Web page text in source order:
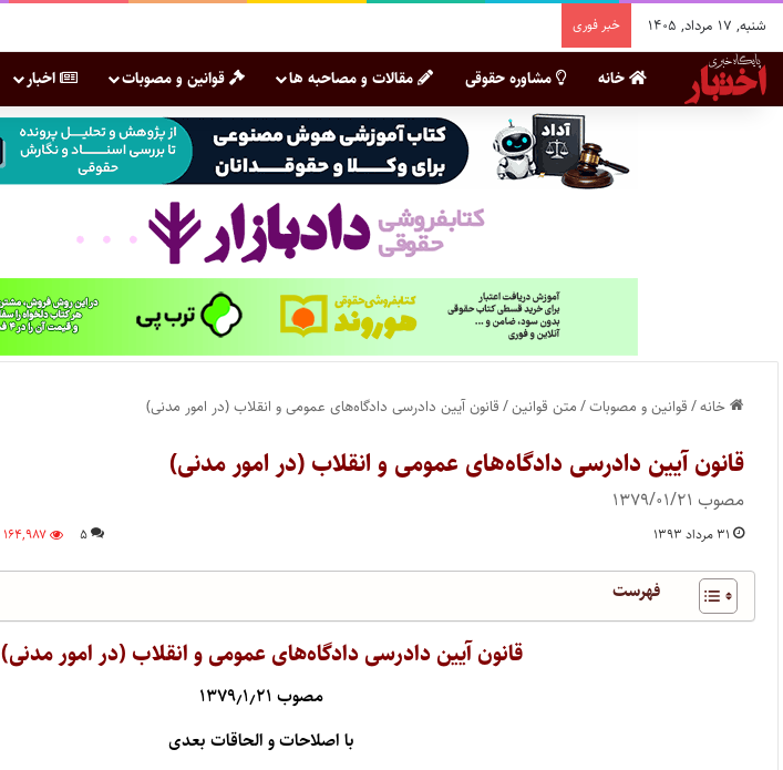
شنبه, ۱۷ مرداد, ۱۴۰۵ خبر فوری
خانه مشاوره حقوقی مقالات و مصاحبه ها قوانین و مصوبات اخبار
خانه/قوانین و مصوبات/متن قوانین/‌قانون آیین دادرسی دادگاه‌های عمومی و انقلاب (‌در امور مدنی)
‌قانون آیین دادرسی دادگاه‌های عمومی و انقلاب (‌در امور مدنی)
مصوب ۱۳۷۹/۰۱/۲۱
۳۱ مرداد ۱۳۹۳ ۵ ۱۶۴,۹۸۷
فهرست
قانون آیین دادرسی دادگاه‌های عمومی و انقلاب (در امور مدنی)
مصوب ۱۳۷۹٫۱٫۲۱
با اصلاحات و الحاقات بعدی